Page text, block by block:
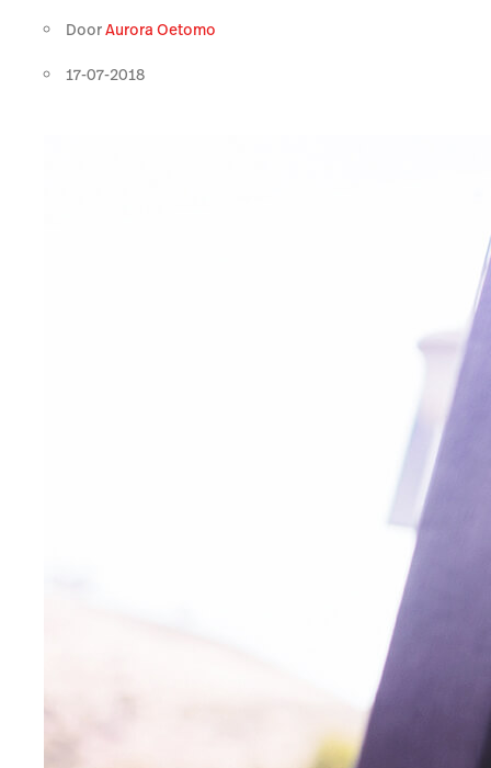
DoorAurora Oetomo
17-07-2018